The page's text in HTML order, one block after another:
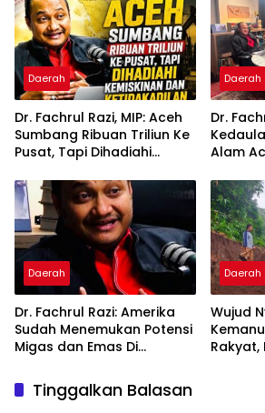
Daerah
Dr. Fachrul Razi, MIP: Aceh
Sumbang Ribuan Triliun Ke
Pusat, Tapi Dihadiahi
Ketidakadilan
Daerah
Dr.
Alam
Daerah
Dr. Fachrul Razi: Amerika
Sudah Menemukan Potensi
Migas dan Emas Di
Aceh Sejak Tahun 1960
Daerah
Wujud
Rakyat,
Tinggalkan Balasan